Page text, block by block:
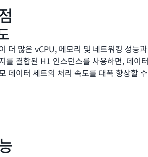
더 많은 vCPU, 메모리 및 네트워킹 성능
를 결합된 H1 인스턴스를 사용하면, 데이
데이터 세트의 처리 속도를 대폭 향상할